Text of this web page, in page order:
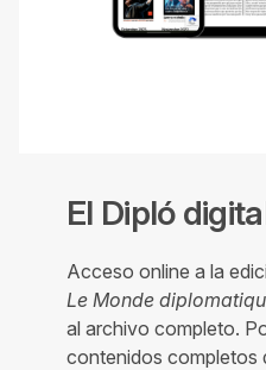
El Dipló
Acceso online a la
Le Monde
al archivo completo.
contenidos completos